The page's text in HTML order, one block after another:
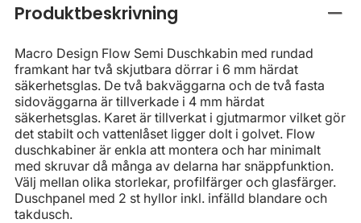
Produktbeskrivning
Macro Design Flow Semi Duschkabin med rundad
framkant har två skjutbara dörrar i 6 mm härdat
säkerhetsglas. De två bakväggarna och de två fasta
sidoväggarna är tillverkade i 4 mm härdat
säkerhetsglas. Karet är tillverkat i gjutmarmor vilket gör
det stabilt och vattenlåset ligger dolt i golvet. Flow
duschkabiner är enkla att montera och har minimalt
med skruvar då många av delarna har snäppfunktion.
Välj mellan olika storlekar, profilfärger och glasfärger.
Duschpanel med 2 st hyllor inkl. infälld blandare och
takdusch.